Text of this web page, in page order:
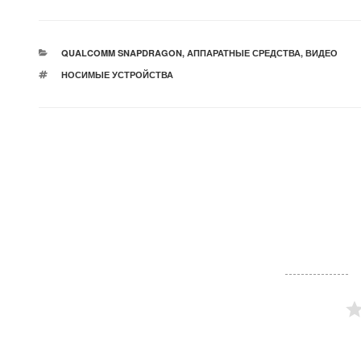
РУБРИКИ
QUALCOMM SNAPDRAGON, АППАРАТНЫЕ СРЕДСТВА, ВИДЕО
МЕТКИ
НОСИМЫЕ УСТРОЙСТВА